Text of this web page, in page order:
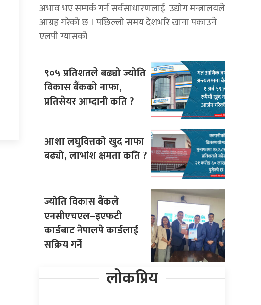
अभाव भए सम्पर्क गर्न सर्वसाधारणलाई उद्योग मन्त्रालयले
आग्रह गरेको छ । पछिल्लो समय देशभरि खाना पकाउने
एलपी ग्यासको
९०५ प्रतिशतले बढ्यो ज्योति
विकास बैंकको नाफा,
प्रतिसेयर आम्दानी कति ?
आशा लघुवित्तको खुद नाफा
बढ्यो, लाभांश क्षमता कति ?
ज्योति विकास बैंकले
एनसीएचएल–इएफटी
कार्डबाट नेपालपे कार्डलाई
सक्रिय गर्ने
लोकप्रिय